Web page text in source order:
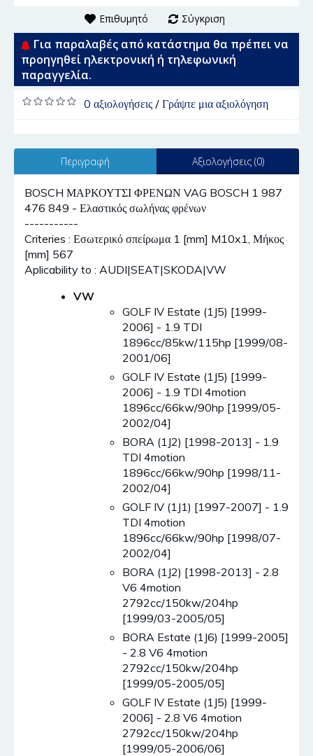
Επιθυμητό Σύγκριση
Για παραλαβές από κατάστημα θα πρέπει να
προηγηθεί ηλεκτρονική ή τηλεφωνική
παραγγελία.
0 αξιολογήσεις/ Γράψτε μια αξιολόγηση
Περιγραφή Αξιολογήσεις (0)
BOSCH ΜΑΡΚΟΥΤΣΙ ΦΡΕΝΩΝ VAG BOSCH 1 987
476 849 - Ελαστικός σωλήνας φρένων
-----------
Criteries : Εσωτερικό σπείρωμα 1 [mm] M10x1, Μήκος
[mm] 567
Aplicability to : AUDI|SEAT|SKODA|VW
VW
GOLF IV Estate (1J5) [1999-
2006] - 1.9 TDI
1896cc/85kw/115hp [1999/08-
2001/06]
GOLF IV Estate (1J5) [1999-
2006] - 1.9 TDI 4motion
1896cc/66kw/90hp [1999/05-
2002/04]
BORA (1J2) [1998-2013] - 1.9
TDI 4motion
1896cc/66kw/90hp [1998/11-
2002/04]
GOLF IV (1J1) [1997-2007] - 1.9
TDI 4motion
1896cc/66kw/90hp [1998/07-
2002/04]
BORA (1J2) [1998-2013] - 2.8
V6 4motion
2792cc/150kw/204hp
[1999/03-2005/05]
BORA Estate (1J6) [1999-2005]
- 2.8 V6 4motion
2792cc/150kw/204hp
[1999/05-2005/05]
GOLF IV Estate (1J5) [1999-
2006] - 2.8 V6 4motion
2792cc/150kw/204hp
[1999/05-2006/06]